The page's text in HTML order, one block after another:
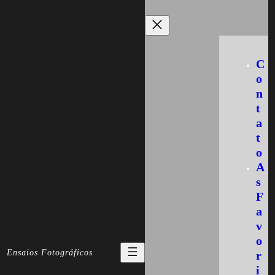
Ensaios Fotográficos
C
o
n
t
a
t
o
A
s
F
a
v
o
r
i